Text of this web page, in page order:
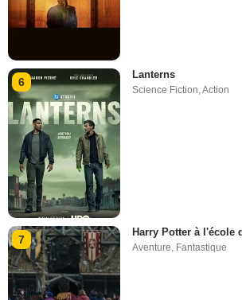
6
Lanterns
Science Fiction ,Action
7
Harry Potter à l'école
Aventure, Fantastique